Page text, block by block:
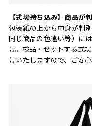
【式場持ち込み】商品が
包装紙の上から中身が判
同じ商品の色違い等）に
け。検品・セットする式
けいたしますので、ご安心